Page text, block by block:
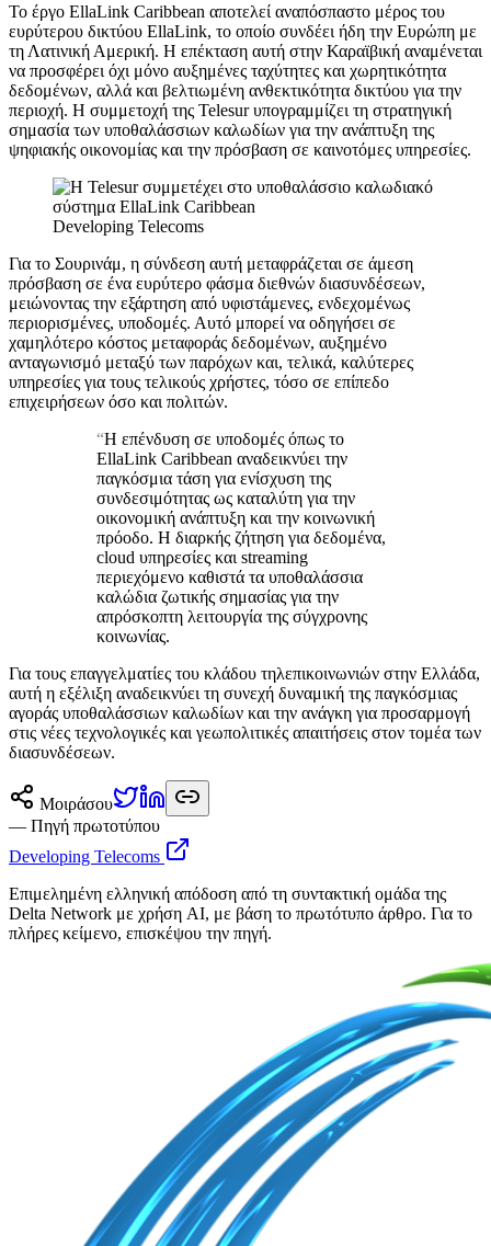
Το έργο EllaLink Caribbean αποτελεί αναπόσπαστο μέρος του
ευρύτερου δικτύου EllaLink, το οποίο συνδέει ήδη την Ευρώπη με
τη Λατινική Αμερική. Η επέκταση αυτή στην Καραϊβική αναμένεται
να προσφέρει όχι μόνο αυξημένες ταχύτητες και χωρητικότητα
δεδομένων, αλλά και βελτιωμένη ανθεκτικότητα δικτύου για την
περιοχή. Η συμμετοχή της Telesur υπογραμμίζει τη στρατηγική
σημασία των υποθαλάσσιων καλωδίων για την ανάπτυξη της
ψηφιακής οικονομίας και την πρόσβαση σε καινοτόμες υπηρεσίες.
Developing Telecoms
Για το Σουρινάμ, η σύνδεση αυτή μεταφράζεται σε άμεση
πρόσβαση σε ένα ευρύτερο φάσμα διεθνών διασυνδέσεων,
μειώνοντας την εξάρτηση από υφιστάμενες, ενδεχομένως
περιορισμένες, υποδομές. Αυτό μπορεί να οδηγήσει σε
χαμηλότερο κόστος μεταφοράς δεδομένων, αυξημένο
ανταγωνισμό μεταξύ των παρόχων και, τελικά, καλύτερες
υπηρεσίες για τους τελικούς χρήστες, τόσο σε επίπεδο
επιχειρήσεων όσο και πολιτών.
“Η επένδυση σε υποδομές όπως το
EllaLink Caribbean αναδεικνύει την
παγκόσμια τάση για ενίσχυση της
συνδεσιμότητας ως καταλύτη για την
οικονομική ανάπτυξη και την κοινωνική
πρόοδο. Η διαρκής ζήτηση για δεδομένα,
cloud υπηρεσίες και streaming
περιεχόμενο καθιστά τα υποθαλάσσια
καλώδια ζωτικής σημασίας για την
απρόσκοπτη λειτουργία της σύγχρονης
κοινωνίας.
Για τους επαγγελματίες του κλάδου τηλεπικοινωνιών στην Ελλάδα,
αυτή η εξέλιξη αναδεικνύει τη συνεχή δυναμική της παγκόσμιας
αγοράς υποθαλάσσιων καλωδίων και την ανάγκη για προσαρμογή
στις νέες τεχνολογικές και γεωπολιτικές απαιτήσεις στον τομέα των
διασυνδέσεων.
Μοιράσου
— Πηγή πρωτοτύπου
Developing Telecoms
Επιμελημένη ελληνική απόδοση από τη συντακτική ομάδα της
Delta Network με χρήση AI, με βάση το πρωτότυπο άρθρο. Για το
πλήρες κείμενο, επισκέψου την πηγή.